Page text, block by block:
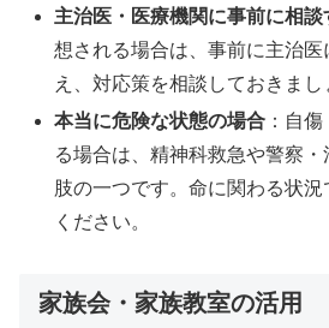
主治医・医療機関に事前に相談
想される場合は、事前に主治
え、対応策を相談しておきまし
本当に危険な状態の場合 ：自
る場合は、精神科救急や警察
肢の一つです。命に関わる状
ください。
家族会・家族教室の活用